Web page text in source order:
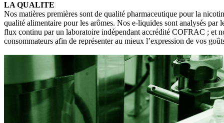
LA QUALITE
Nos matières premières sont de qualité pharmaceutique pour la
qualité alimentaire pour les arômes. Nos e-liquides sont analysés
flux continu par un laboratoire indépendant accrédité COFRAC ; et
consommateurs afin de représenter au mieux l’expression de vos